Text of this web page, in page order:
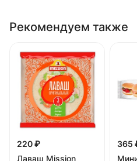
Рекомендуем также
220 ₽
Лаваш Mission
365